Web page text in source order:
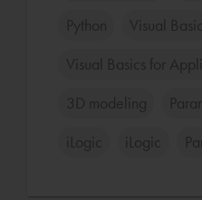
Python Visual Basic
Visual Basics for
3D modeling
iLogic iLogic